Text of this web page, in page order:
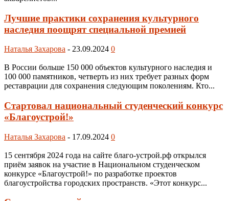
Лучшие практики сохранения культурного
наследия поощрят специальной премией
Наталья Захарова - 23.09.2024 0
В России больше 150 000 объектов культурного наследия и
100 000 памятников, четверть из них требует разных форм
реставрации для сохранения следующим поколениям. Кто...
Стартовал национальный студенческий конкурс
«Благоустрой!»
Наталья Захарова - 17.09.2024 0
15 сентября 2024 года на сайте благо-устрой.рф открылся
приём заявок на участие в Национальном студенческом
конкурсе «Благоустрой!» по разработке проектов
благоустройства городских пространств. «Этот конкурс...